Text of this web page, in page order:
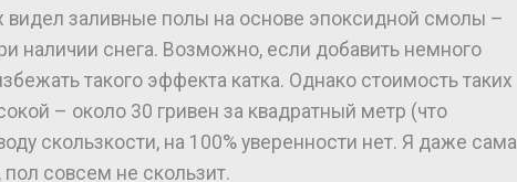
видел заливные полы на основе эпоксидной смолы –
наличии снега. Возможно, если добавить немного
такого эффекта катка. Однако стоимость таких
– около 30 гривен за квадратный метр (что
скользкости, на 100% уверенности нет. Я даже сама
совсем не скользит.